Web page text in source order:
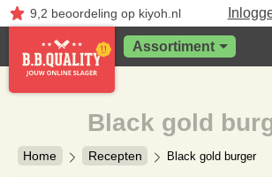
9,2 beoordelingop kiyoh.nl
Assortiment
Home Recepten Black gold burger
Black gold